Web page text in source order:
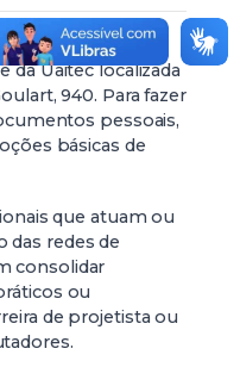
até o dia 15 de
da Uaitec localizada
940. Para fazer
pessoais,
básicas de
que atuam ou
das redes de
consolidar
ou
de projetista ou